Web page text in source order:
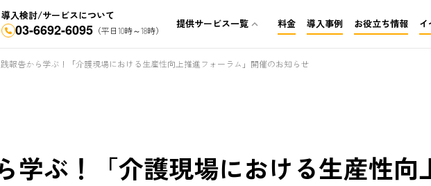
導入検討/サービスについて
03-6692-6095 （平日10時～18時） 提供サービス一覧 expand_less
介護保険レセプト代行
訪問看護レセプト代行
料金 導入事例 お役立ち情報
報告から学ぶ！「介護現場における生産性向上推進フォーラム」開催のお知らせ
学ぶ！「介護現場における生産性向